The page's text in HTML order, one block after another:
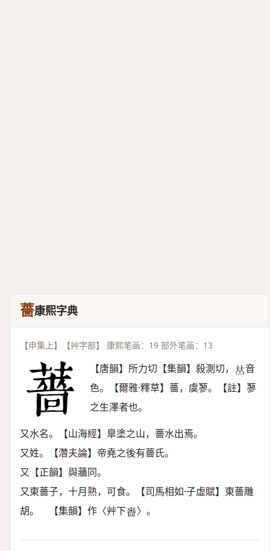
薔康熙字典
【申集上】【艸字部】 康熙笔画：19 部外笔画：13
【唐韻】所力切【集韻】殺測切， 𠀤音
色。【爾雅·釋草】薔，虞蓼。【註】蓼
之生澤者也。
又水名。【山海經】臯塗之山，薔水出焉。
又姓。【濳夫論】帝堯之後有薔氏。
又【正韻】與蘠同。
又東薔子，十月熟，可食。【司馬相如·子虛賦】東薔雕
胡。 【集韻】作〈艸下𠻮 〉。